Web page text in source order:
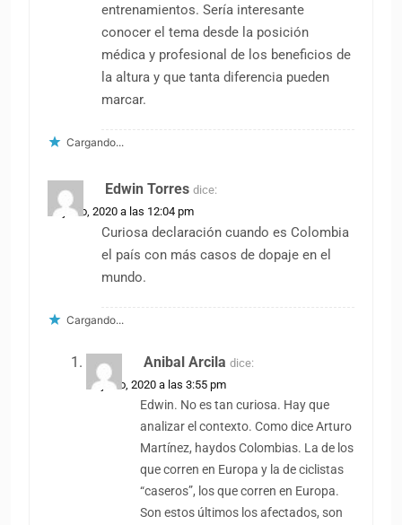
entrenamientos. Sería interesante
conocer el tema desde la posición
médica y profesional de los beneficios de
la altura y que tanta diferencia pueden
marcar.
Cargando...
Edwin Torres dice:
22 junio, 2020 a las 12:04 pm
Curiosa declaración cuando es Colombia
el país con más casos de dopaje en el
mundo.
Cargando...
Anibal Arcila dice:
22 junio, 2020 a las 3:55 pm
Edwin. No es tan curiosa. Hay que
analizar el contexto. Como dice Arturo
Martínez, haydos Colombias. La de los
que corren en Europa y la de ciclistas
“caseros”, los que corren en Europa.
Son estos últimos los afectados, son